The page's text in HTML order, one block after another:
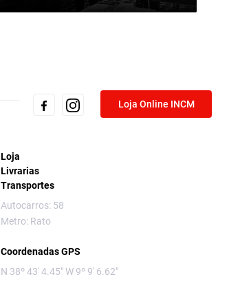
Loja Online INCM
Loja
Livrarias
Transportes
Autocarros: 58
Metro: Rato
Coordenadas GPS
N 38º 43' 4.45" W 9º 9' 6.62"